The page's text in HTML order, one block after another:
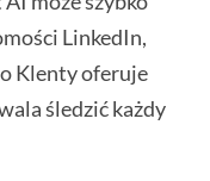
LinkedIn,
Klenty oferuje
śledzić każdy